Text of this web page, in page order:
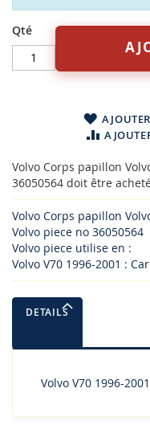
Qté
Volvo Corps papillon
36050564 doit être
Volvo Corps papillon
Volvo piece no 36050564
Volvo piece utilise en :
Volvo V70 1996-2001 :
DETAILS
Volvo V70 1996-